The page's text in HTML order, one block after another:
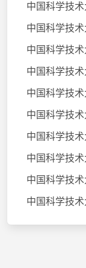
中国科学技
中国科学技
中国科学技
中国科学技
中国科学技
中国科学技
中国科学技
中国科学技
中国科学技
中国科学技